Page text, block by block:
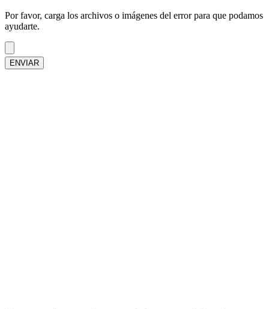
Por favor, carga los archivos o imágenes del error para que podamos
ayudarte.